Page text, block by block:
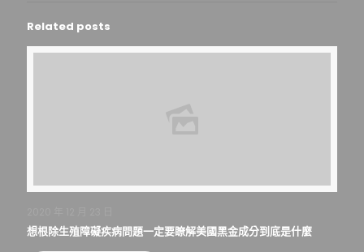
Related posts
想根除生殖障礙疾病問題一定要瞭解美國黑金成分到底是什麼